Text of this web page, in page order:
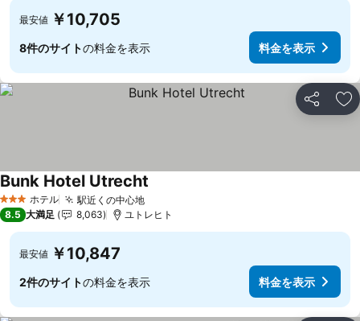
最安値 ￥10,705
8件のサイトの料金を表示 料金を表示
シェア お
3 ホテルのランク
ホテル 駅近くの中心地
Bunk Hotel Utrecht
8.5 大満足 8,063 ユトレヒト
最安値 ￥10,847
2件のサイトの料金を表示 料金を表示